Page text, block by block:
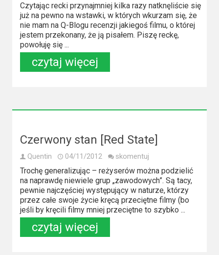
Czytając recki przynajmniej kilka razy natknęliście się
już na pewno na wstawki, w których wkurzam się, że
nie mam na Q-Blogu recenzji jakiegoś filmu, o której
jestem przekonany, że ją pisałem. Piszę reckę,
powołuję się ...
czytaj więcej
Czerwony stan [Red State]
Quentin 04/11/2012 skomentuj
Trochę generalizując – reżyserów można podzielić
na naprawdę niewiele grup „zawodowych”. Są tacy,
pewnie najczęściej występujący w naturze, którzy
przez całe swoje życie kręcą przeciętne filmy (bo
jeśli by kręcili filmy mniej przeciętne to szybko ...
czytaj więcej